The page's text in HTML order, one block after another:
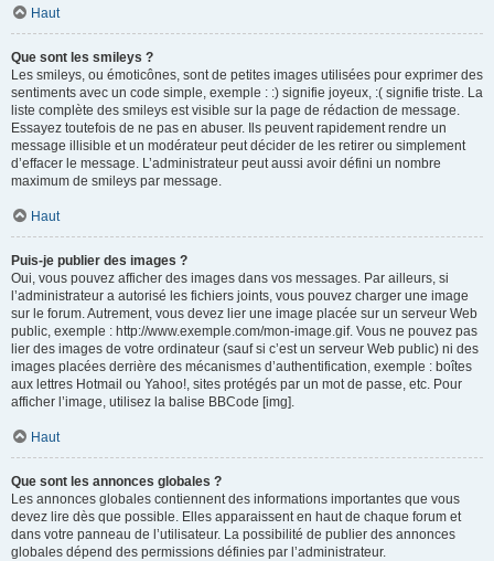
Haut
Que sont les smileys ?
Les smileys, ou émoticônes, sont de petites images utilisées pour exprimer des
sentiments avec un code simple, exemple : :) signifie joyeux, :( signifie triste. La
liste complète des smileys est visible sur la page de rédaction de message.
Essayez toutefois de ne pas en abuser. Ils peuvent rapidement rendre un
message illisible et un modérateur peut décider de les retirer ou simplement
d’effacer le message. L’administrateur peut aussi avoir défini un nombre
maximum de smileys par message.
Haut
Puis-je publier des images ?
Oui, vous pouvez afficher des images dans vos messages. Par ailleurs, si
l’administrateur a autorisé les fichiers joints, vous pouvez charger une image
sur le forum. Autrement, vous devez lier une image placée sur un serveur Web
public, exemple : http://www.exemple.com/mon-image.gif. Vous ne pouvez pas
lier des images de votre ordinateur (sauf si c’est un serveur Web public) ni des
images placées derrière des mécanismes d’authentification, exemple : boîtes
aux lettres Hotmail ou Yahoo!, sites protégés par un mot de passe, etc. Pour
afficher l’image, utilisez la balise BBCode [img].
Haut
Que sont les annonces globales ?
Les annonces globales contiennent des informations importantes que vous
devez lire dès que possible. Elles apparaissent en haut de chaque forum et
dans votre panneau de l’utilisateur. La possibilité de publier des annonces
globales dépend des permissions définies par l’administrateur.